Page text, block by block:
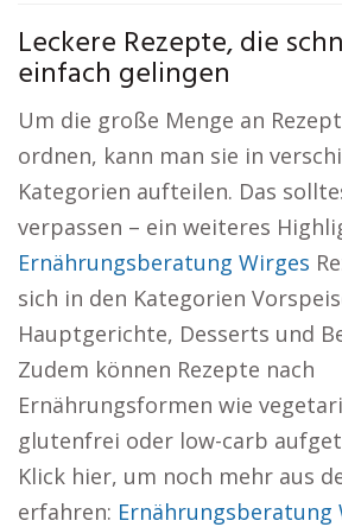
Leckere Rezepte, die
einfach gelingen
Um die große Menge an
ordnen, kann man sie in
Kategorien aufteilen. Das
verpassen – ein weiteres
Ernährungsberatung Wirges
sich in den Kategorien
Hauptgerichte, Desserts und
Zudem können Rezepte nach
Ernährungsformen wie
glutenfrei oder low-carb
Klick hier, um noch mehr aus
erfahren: Ernährungsberatung